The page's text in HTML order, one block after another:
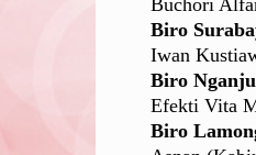
Buchori
Biro
Iwan
Biro
Efekti Vita
Biro